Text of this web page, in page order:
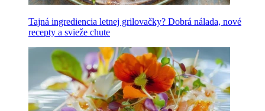
Tajná ingrediencia letnej grilovačky? Dobrá nálada, nové
recepty a svieže chute